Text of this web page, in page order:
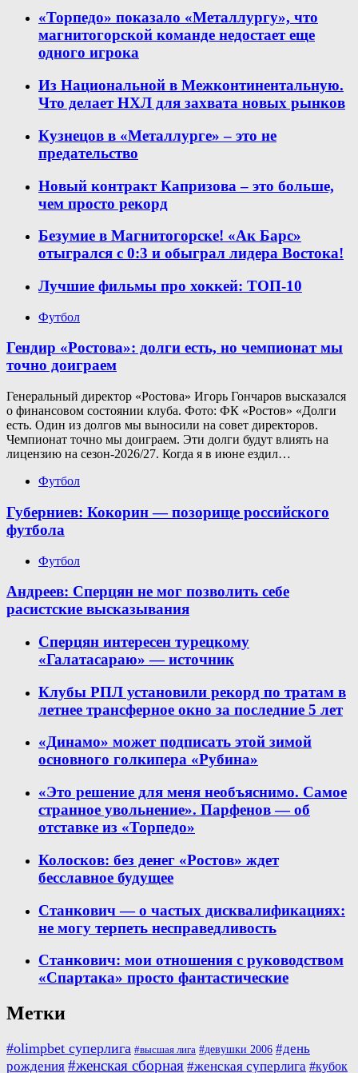
«Торпедо» показало «Металлургу», что
магнитогорской команде недостает еще
одного игрока
Из Национальной в Межконтинентальную.
Что делает НХЛ для захвата новых рынков
Кузнецов в «Металлурге» – это не
предательство
Новый контракт Капризова – это больше,
чем просто рекорд
Безумие в Магнитогорске! «Ак Барс»
отыгрался с 0:3 и обыграл лидера Востока!
Лучшие фильмы про хоккей: ТОП-10
Футбол
Гендир «Ростова»: долги есть, но чемпионат мы
точно доиграем
Генеральный директор «Ростова» Игорь Гончаров высказался
о финансовом состоянии клуба. Фото: ФК «Ростов» «Долги
есть. Один из долгов мы выносили на совет директоров.
Чемпионат точно мы доиграем. Эти долги будут влиять на
лицензию на сезон-2026/27. Когда я в июне ездил…
Футбол
Губерниев: Кокорин — позорище российского
футбола
Футбол
Андреев: Сперцян не мог позволить себе
расистские высказывания
Сперцян интересен турецкому
«Галатасараю» — источник
Клубы РПЛ установили рекорд по тратам в
летнее трансферное окно за последние 5 лет
«Динамо» может подписать этой зимой
основного голкипера «Рубина»
«Это решение для меня необъяснимо. Самое
странное увольнение». Парфенов — об
отставке из «Торпедо»
Колосков: без денег «Ростов» ждет
бесславное будущее
Станкович — о частых дисквалификациях:
не могу терпеть несправедливость
Станкович: мои отношения с руководством
«Спартака» просто фантастические
Метки
#olimpbet суперлига #высшая лига #девушки 2006 #день
рождения #женская сборная #женская суперлига #кубок